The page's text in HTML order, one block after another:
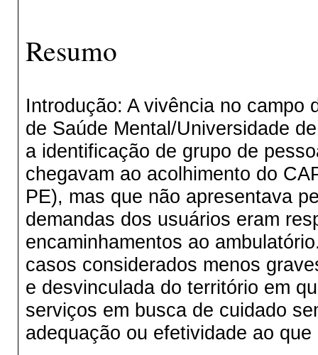
Resumo
Introdução: A vivência no campo
de Saúde Mental/Universidade
a identificação de grupo de
chegavam ao acolhimento do
PE), mas que não apresentava
demandas dos usuários eram
encaminhamentos ao
casos considerados menos
e desvinculada do território em
serviços em busca de cuidado
adequação ou efetividade ao